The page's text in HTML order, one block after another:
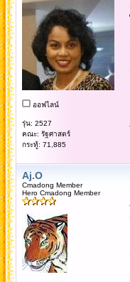
ออฟไลน์
รุ่น: 2527
คณะ: รัฐศาสตร์
กระทู้: 71,885
Aj.O
Cmadong Member
Hero Cmadong Member